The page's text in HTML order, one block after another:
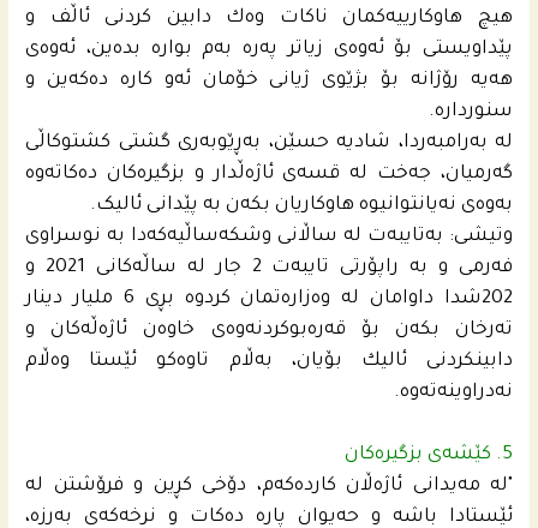
هیچ هاوكارییه‌كمان ناكات وه‌ك دابین كردنى ئاڵف و
پێداویستى بۆ ئه‌وه‌ى زیاتر په‌ره‌ به‌م بواره‌ بده‌ین، ئه‌وه‌ى
هه‌یه‌ رۆژانه‌ بۆ بژێوى ژیانى خۆمان ئه‌و كاره‌ ده‌كه‌ین و
سنورداره‌.
له‌ به‌رامبه‌ردا، شادیه‌ حسێن، به‌ڕێوبه‌رى گشتى كشتوكاڵى
گه‌رمیان، جەخت لە قسه‌ى ئاژه‌ڵدار و بزگیره‌كان ده‌كاته‌وه‌
به‌وه‌ى نەیانتوانیوە هاوکاریان بکەن بە پێدانی ئالیک.
وتیشی: به‌تایبه‌ت له‌ ساڵانى وشكه‌ساڵیه‌كه‌دا به‌ نوسراوى
فه‌رمى و به‌ راپۆرتى تایبه‌ت 2 جار له‌ ساڵه‌كانى 2021 و
202شدا داوامان له‌ وه‌زارەتمان كردوه‌ بڕى 6 ملیار دینار
ته‌رخان بكه‌ن بۆ قه‌ره‌بوكردنه‌وه‌ى خاوه‌ن ئاژه‌ڵه‌كان و
دابینكردنى ئالیك بۆیان، به‌ڵام تاوه‌كو ئێستا وه‌ڵام
نه‌دراوینه‌ته‌وه‌.
5. کێشەی بزگیره‌كان
"له‌ مه‌یدانى ئاژه‌ڵان كارده‌كه‌م، دۆخى كڕین و فرۆشتن له‌
ئێستادا باشه‌ و حه‌یوان پاره‌ ده‌كات و نرخه‌كه‌ى به‌رزه‌،